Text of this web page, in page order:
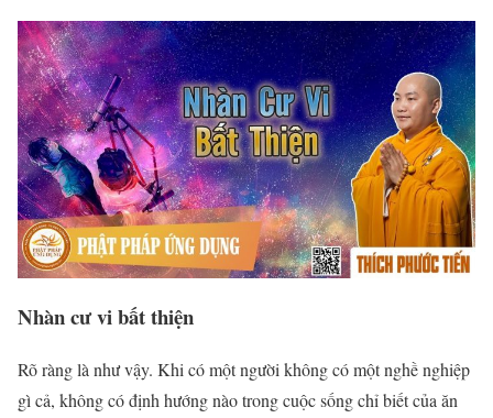
Nhàn cư vi bất thiện
Rõ ràng là như vậy. Khi có một người không có một nghề nghiệp
gì cả, không có định hướng nào trong cuộc sống chỉ biết của ăn